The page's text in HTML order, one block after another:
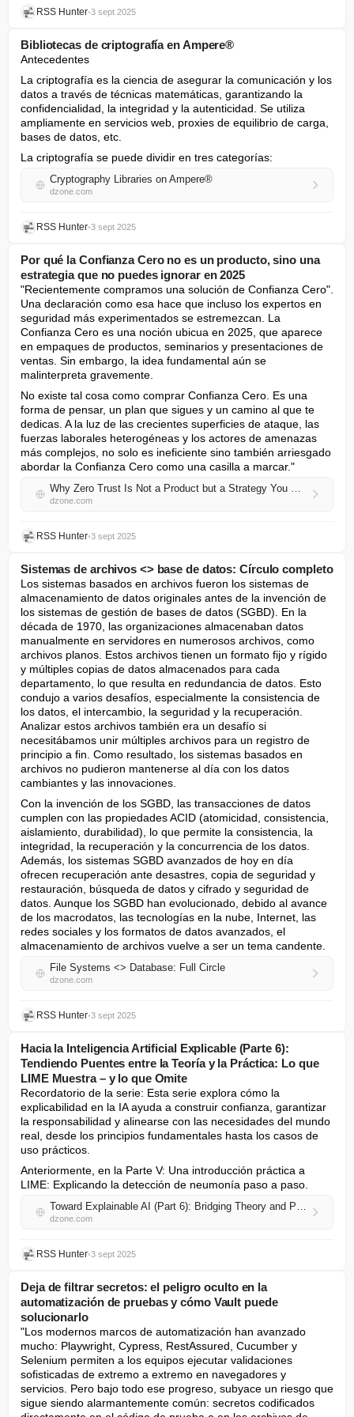
RSS Hunter•3 sept 2025
Bibliotecas de criptografía en Ampere®
Antecedentes
La criptografía es la ciencia de asegurar la comunicación y los
datos a través de técnicas matemáticas, garantizando la
confidencialidad, la integridad y la autenticidad. Se utiliza
ampliamente en servicios web, proxies de equilibrio de carga,
bases de datos, etc.
La criptografía se puede dividir en tres categorías:
Cryptography Libraries on Ampere®
dzone.com
RSS Hunter•3 sept 2025
Por qué la Confianza Cero no es un producto, sino una
estrategia que no puedes ignorar en 2025
"Recientemente compramos una solución de Confianza Cero".
Una declaración como esa hace que incluso los expertos en
seguridad más experimentados se estremezcan. La
Confianza Cero es una noción ubicua en 2025, que aparece
en empaques de productos, seminarios y presentaciones de
ventas. Sin embargo, la idea fundamental aún se
malinterpreta gravemente.
No existe tal cosa como comprar Confianza Cero. Es una
forma de pensar, un plan que sigues y un camino al que te
dedicas. A la luz de las crecientes superficies de ataque, las
fuerzas laborales heterogéneas y los actores de amenazas
más complejos, no solo es ineficiente sino también arriesgado
abordar la Confianza Cero como una casilla a marcar."
Why Zero Trust Is Not a Product but a Strategy You Can’t Ignore in 2025
dzone.com
RSS Hunter•3 sept 2025
Sistemas de archivos <> base de datos: Círculo completo
Los sistemas basados en archivos fueron los sistemas de
almacenamiento de datos originales antes de la invención de
los sistemas de gestión de bases de datos (SGBD). En la
década de 1970, las organizaciones almacenaban datos
manualmente en servidores en numerosos archivos, como
archivos planos. Estos archivos tienen un formato fijo y rígido
y múltiples copias de datos almacenados para cada
departamento, lo que resulta en redundancia de datos. Esto
condujo a varios desafíos, especialmente la consistencia de
los datos, el intercambio, la seguridad y la recuperación.
Analizar estos archivos también era un desafío si
necesitábamos unir múltiples archivos para un registro de
principio a fin. Como resultado, los sistemas basados en
archivos no pudieron mantenerse al día con los datos
cambiantes y las innovaciones.
Con la invención de los SGBD, las transacciones de datos
cumplen con las propiedades ACID (atomicidad, consistencia,
aislamiento, durabilidad), lo que permite la consistencia, la
integridad, la recuperación y la concurrencia de los datos.
Además, los sistemas SGBD avanzados de hoy en día
ofrecen recuperación ante desastres, copia de seguridad y
restauración, búsqueda de datos y cifrado y seguridad de
datos. Aunque los SGBD han evolucionado, debido al avance
de los macrodatos, las tecnologías en la nube, Internet, las
redes sociales y los formatos de datos avanzados, el
almacenamiento de archivos vuelve a ser un tema candente.
File Systems <> Database: Full Circle
dzone.com
RSS Hunter•3 sept 2025
Hacia la Inteligencia Artificial Explicable (Parte 6):
Tendiendo Puentes entre la Teoría y la Práctica: Lo que
LIME Muestra – y lo que Omite
Recordatorio de la serie: Esta serie explora cómo la
explicabilidad en la IA ayuda a construir confianza, garantizar
la responsabilidad y alinearse con las necesidades del mundo
real, desde los principios fundamentales hasta los casos de
uso prácticos.
Anteriormente, en la Parte V: Una introducción práctica a
LIME: Explicando la detección de neumonía paso a paso.
Toward Explainable AI (Part 6): Bridging Theory and Practice—What LIME Shows – and What It Leaves Out
dzone.com
RSS Hunter•3 sept 2025
Deja de filtrar secretos: el peligro oculto en la
automatización de pruebas y cómo Vault puede
solucionarlo
"Los modernos marcos de automatización han avanzado
mucho: Playwright, Cypress, RestAssured, Cucumber y
Selenium permiten a los equipos ejecutar validaciones
sofisticadas de extremo a extremo en navegadores y
servicios. Pero bajo todo ese progreso, subyace un riesgo que
sigue siendo alarmantemente común: secretos codificados